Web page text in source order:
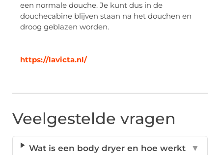
een normale douche. Je kunt dus in de
douchecabine blijven staan na het douchen en
droog geblazen worden.
https://lavicta.nl/
Veelgestelde vragen
Wat is een body dryer en hoe werkt
▼